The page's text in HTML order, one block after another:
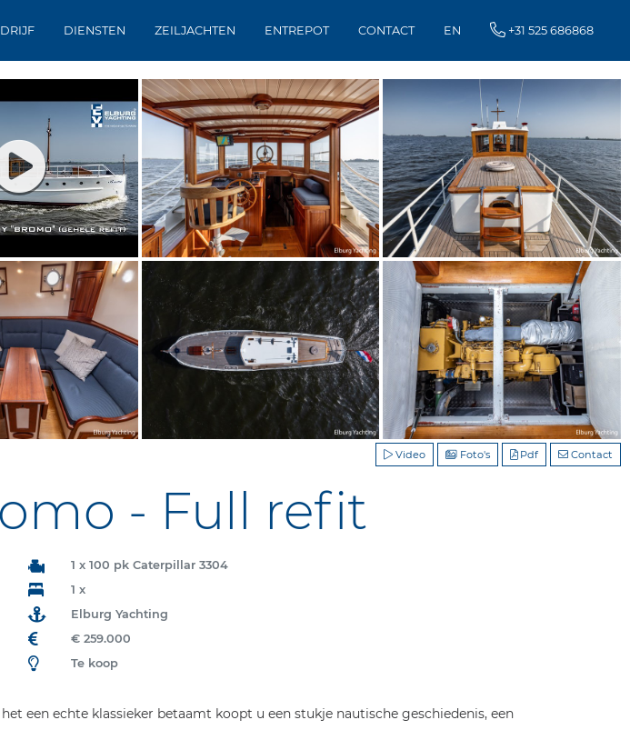
DIENSTEN ZEILJACHTEN ENTREPOT CONTACT EN +31 525 686868
Contact
Pdf
Foto's
Video
- Full refit
1 x 100 pk Caterpillar 3304
1 x
Elburg Yachting
€ 259.000
Te koop
een echte klassieker betaamt koopt u een stukje nautische geschiedenis, een